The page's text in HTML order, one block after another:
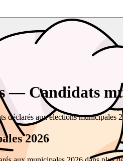
— Candidats
déclarés aux élections municipales
2026